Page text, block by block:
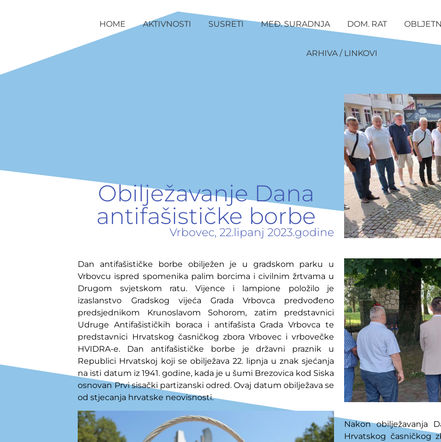
HOME AKTIVNOSTI SUSRETI MEĐ. SURADNJA DOM. RAT
ARHIVA / LINKOVI
Obilježavanje Dana
antifašističke borbe
Vrbovec, 22.lipanj 2023.godine
Dan antifašističke borbe obilježen je u gradskom parku u
Vrbovcu ispred spomenika palim borcima i civilnim žrtvama u
Drugom svjetskom ratu. Vijence i lampione položilo je
izaslanstvo Gradskog vijeća Grada Vrbovca predvođeno
predsjednikom Krunoslavom Sohorom, zatim predstavnici
Udruge Antifašističkih boraca i antifašista Grada Vrbovca te
predstavnici Hrvatskog časničkog zbora Vrbovec i vrbovečke
HVIDRA-e. Dan antifašističke borbe je državni praznik u
Republici Hrvatskoj koji se obilježava 22. lipnja u znak sjećanja
na isti datum iz1941. godine, kada je u šumi Brezovica kod Siska
osnovan Prvi sisački partizanski odred.Ovaj datum obilježava se
od stjecanja hrvatske neovisnosti.
Nakon obilježavanja
Hrvatskog časničkog